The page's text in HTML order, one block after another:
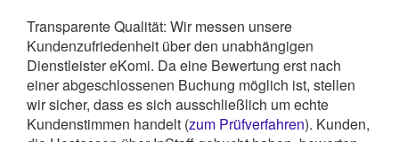
Transparente Qualität: Wir messen unsere
Kundenzufriedenheit über den unabhängigen
Dienstleister eKomi. Da eine Bewertung erst nach
einer abgeschlossenen Buchung möglich ist, stellen
wir sicher, dass es sich ausschließlich um echte
Kundenstimmen handelt (zum Prüfverfahren). Kunden,